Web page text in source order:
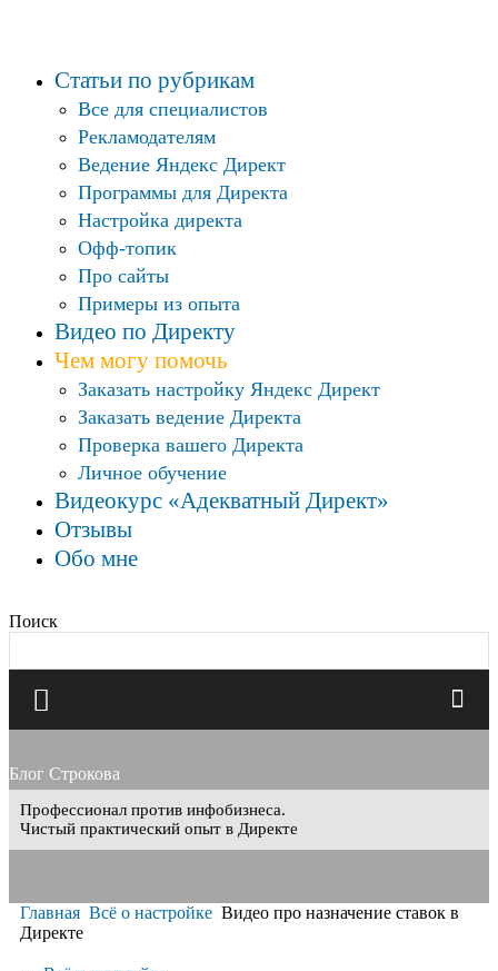
Статьи по рубрикам
Все для специалистов
Рекламодателям
Ведение Яндекс Директ
Программы для Директа
Настройка директа
Офф-топик
Про сайты
Примеры из опыта
Видео по Директу
Чем могу помочь
Заказать настройку Яндекс Директ
Заказать ведение Директа
Проверка вашего Директа
Личное обучение
Видеокурс «Адекватный Директ»
Отзывы
Обо мне
Поиск
Блог Строкова
Профессионал против инфобизнеса.
Чистый практический опыт в Директе
Главная Всё о настройке Видео про назначение ставок в
Директе